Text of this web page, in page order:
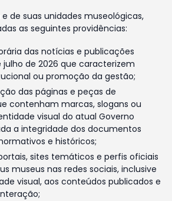
de suas unidades museológicas,
as seguintes providências:
das notícias e publicações
de 2026 que caracterizem
ou promoção da gestão;
das páginas e peças de
contenham marcas, slogans ou
visual do atual Governo
a integridade dos documentos
e históricos;
sites temáticos e perfis oficiais
museus nas redes sociais, inclusive
visual, aos conteúdos publicados e